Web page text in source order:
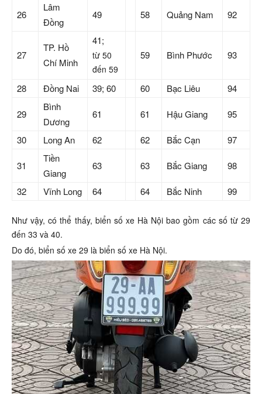
26
Lâm
Đồng
49 58 Quảng Nam 92
27
TP. Hồ
Chí Minh
41;
từ 50
đến 59
59 Bình Phước 93
28 Đồng Nai 39; 60 60 Bạc Liêu 94
29
Bình
Dương
61 61 Hậu Giang 95
30 Long An 62 62 Bắc Cạn 97
31
Tiền
Giang
63 63 Bắc Giang 98
32 Vĩnh Long 64 64 Bắc Ninh 99
Như vậy, có thể thấy, biển số xe Hà Nội bao gồm các số từ 29
đến 33 và 40.
Do đó, biển số xe 29 là biển số xe Hà Nội.